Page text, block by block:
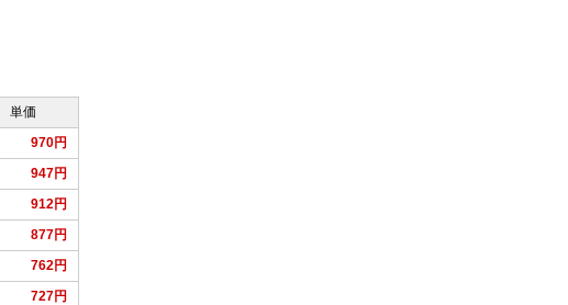
単価
970円
947円
912円
877円
762円
727円